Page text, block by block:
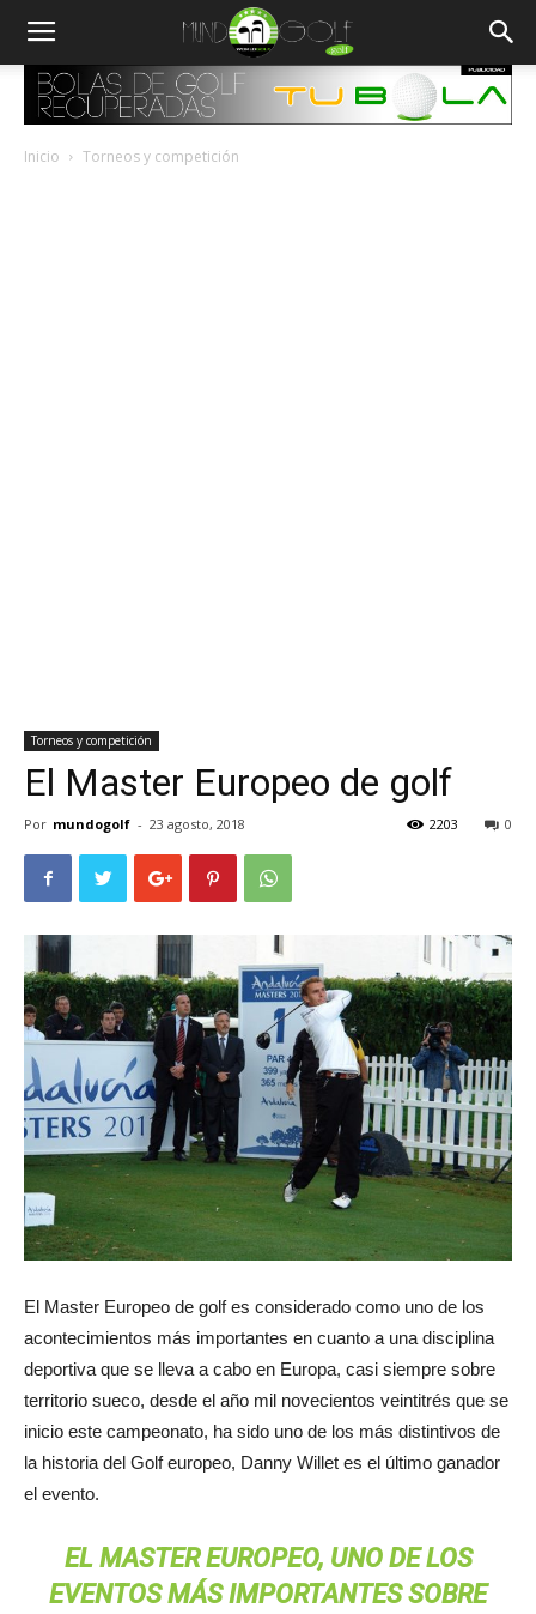
Inicio Torneos y competición
Torneos y competición
El Master Europeo de golf
Por mundogolf - 23 agosto, 2018 0
2203
El Master Europeo de golf es considerado como uno de los
acontecimientos más importantes en cuanto a una disciplina
deportiva que se lleva a cabo en Europa, casi siempre sobre
territorio sueco, desde el año mil novecientos veintitrés que se
inicio este campeonato, ha sido uno de los más distintivos de
la historia del Golf europeo, Danny Willet es el último ganador
el evento.
EL MASTER EUROPEO, UNO DE LOS
EVENTOS MÁS IMPORTANTES SOBRE